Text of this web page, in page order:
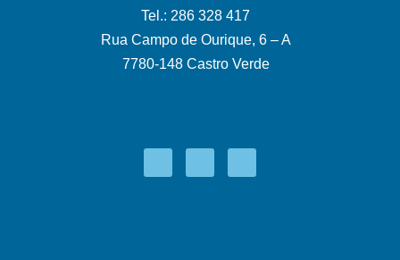
Tel.: 286 328 417
Rua Campo de Ourique, 6 – A
7780-148 Castro Verde